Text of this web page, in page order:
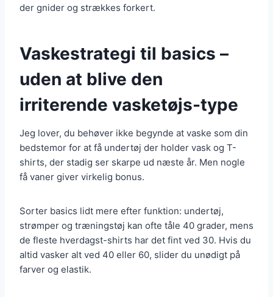
der gnider og strækkes forkert.
Vaskestrategi til basics –
uden at blive den
irriterende vasketøjs-type
Jeg lover, du behøver ikke begynde at vaske som din
bedstemor for at få undertøj der holder vask og T-
shirts, der stadig ser skarpe ud næste år. Men nogle
få vaner giver virkelig bonus.
Sorter basics lidt mere efter funktion: undertøj,
strømper og træningstøj kan ofte tåle 40 grader, mens
de fleste hverdagst-shirts har det fint ved 30. Hvis du
altid vasker alt ved 40 eller 60, slider du unødigt på
farver og elastik.